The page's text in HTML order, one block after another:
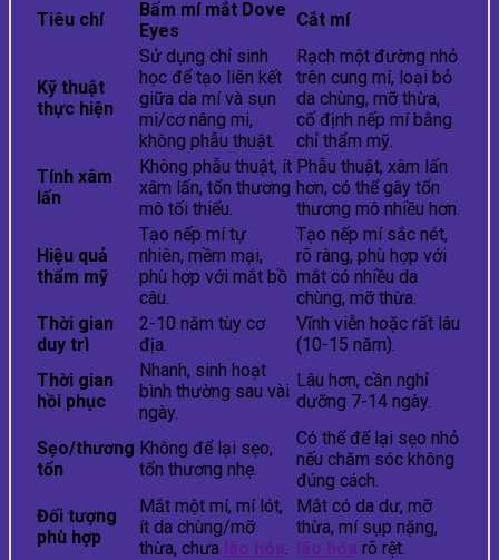
Tiêu chí
Bấm mí mắt Dove
Eyes
Cắt mí
Kỹ thuật
thực hiện
Sử dụng chỉ sinh
học để tạo liên kết
giữa da mí và sụn
mi/cơ nâng mi,
không phẫu thuật.
Rạch một đường nhỏ
trên cung mí, loại bỏ
da chùng, mỡ thừa,
cố định nếp mí bằng
chỉ thẩm mỹ.
Tính xâm
lấn
Không phẫu thuật, ít
xâm lấn, tổn thương
mô tối thiểu.
Phẫu thuật, xâm lấn
hơn, có thể gây tổn
thương mô nhiều hơn.
Hiệu quả
thẩm mỹ
Tạo nếp mí tự
nhiên, mềm mại,
phù hợp với mắt bồ
câu.
Tạo nếp mí sắc nét,
rõ ràng, phù hợp với
mắt có nhiều da
chùng, mỡ thừa.
Thời gian
duy trì
2-10 năm tùy cơ
địa.
Vĩnh viễn hoặc rất lâu
(10-15 năm).
Thời gian
hồi phục
Nhanh, sinh hoạt
bình thường sau vài
ngày.
Lâu hơn, cần nghỉ
dưỡng 7-14 ngày.
Sẹo/thương
tổn
Không để lại sẹo,
tổn thương nhẹ.
Có thể để lại sẹo nhỏ
nếu chăm sóc không
đúng cách.
Đối tượng
phù hợp
Mắt một mí, mí lót,
ít da chùng/mỡ
thừa, chưa lão hóa
Mắt có da dư, mỡ
thừa, mí sụp nặng,
lão hóa rõ rệt.